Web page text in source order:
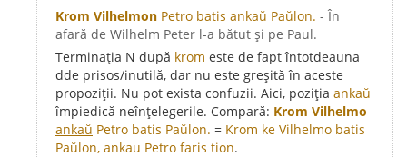
Krom Vilhelmon Petro batis ankaŭ Paŭlon. - În
afară de Wilhelm Peter l-a bătut și pe Paul.
Terminația N după krom este de fapt întotdeauna
dde prisos/inutilă, dar nu este greșită în aceste
propoziții. Nu pot exista confuzii. Aici, poziția ankaŭ
împiedică neînțelegerile. Compară: Krom Vilhelmo
ankaŭ Petro batis Paŭlon. = Krom ke Vilhelmo batis
Paŭlon, ankau Petro faris tion.